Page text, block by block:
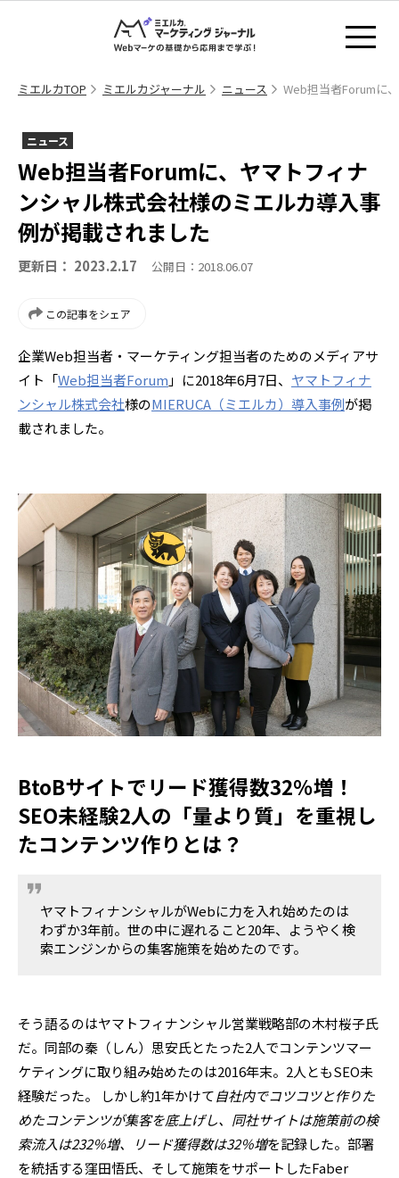
ミエルカTOP ミエルカジャーナル ニュース Web担当者Forumに
ニュース
Web担当者Forumに、ヤマトフィナ
ンシャル株式会社様のミエルカ導入事
例が掲載されました
更新日： 2023.2.17 公開日：2018.06.07
この記事をシェア
企業Web担当者・マーケティング担当者のためのメディアサ
イト「Web担当者Forum 」に2018年6月7日、 ヤマトフィナ
ンシャル株式会社様のMIERUCA（ミエルカ）導入事例が掲
載されました。
BtoBサイトでリード獲得数32％増！
SEO未経験2人の「量より質」を重視し
たコンテンツ作りとは？
ヤマトフィナンシャルがWebに力を入れ始めたのは
わずか3年前。世の中に遅れること20年、ようやく検
索エンジンからの集客施策を始めたのです。
そう語るのはヤマトフィナンシャル営業戦略部の木村桜子氏
だ。同部の秦（しん）思安氏とたった2人でコンテンツマー
ケティングに取り組み始めたのは2016年末。2人ともSEO未
経験だった。 しかし約1年かけて自社内でコツコツと作りた
めたコンテンツが集客を底上げし、同社サイトは施策前の検
索流入は232％増、リード獲得数は32％増を記録した。部署
を統括する窪田悟氏、そして施策をサポートしたFaber